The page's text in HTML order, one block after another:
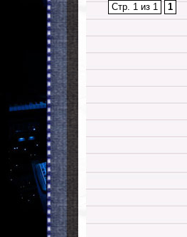
Стр. 1 из 1 1